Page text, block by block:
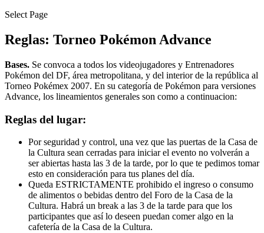
Select Page
Reglas: Torneo Pokémon Advance
Bases. Se convoca a todos los videojugadores y Entrenadores
Pokémon del DF, área metropolitana, y del interior de la república al
Torneo Pokémex 2007. En su categoría de Pokémon para versiones
Advance, los lineamientos generales son como a continuacion:
Reglas del lugar:
Por seguridad y control, una vez que las puertas de la Casa de
la Cultura sean cerradas para iniciar el evento no volverán a
ser abiertas hasta las 3 de la tarde, por lo que te pedimos tomar
esto en consideración para tus planes del día.
Queda ESTRICTAMENTE prohibido el ingreso o consumo
de alimentos o bebidas dentro del Foro de la Casa de la
Cultura. Habrá un break a las 3 de la tarde para que los
participantes que así lo deseen puedan comer algo en la
cafetería de la Casa de la Cultura.